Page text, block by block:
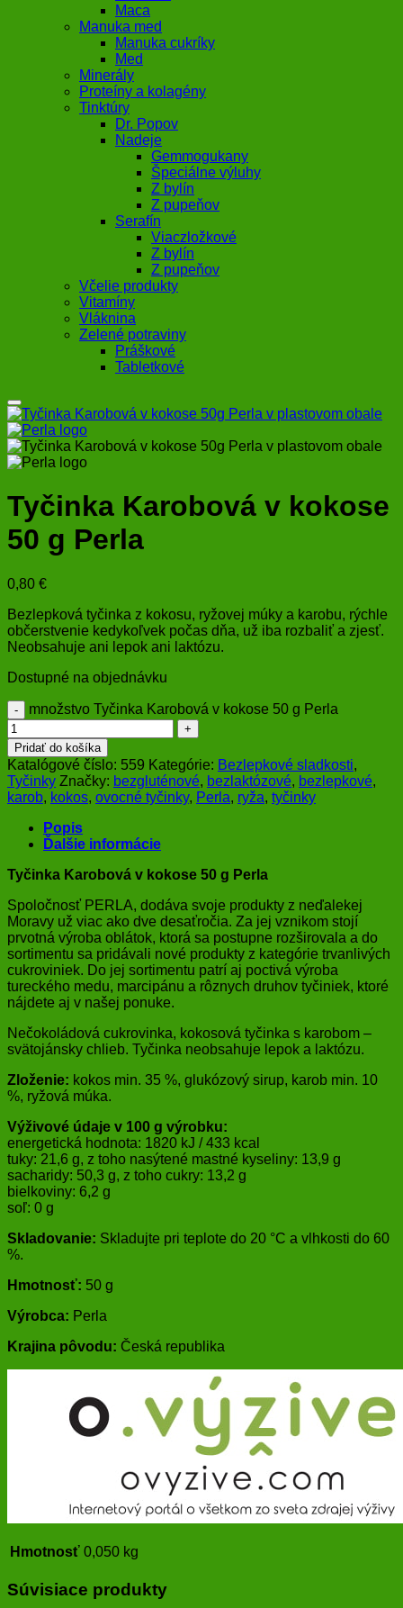
Maca
Manuka med
Manuka cukríky
Med
Minerály
Proteíny a kolagény
Tinktúry
Dr. Popov
Nadeje
Gemmogukany
Špeciálne výluhy
Z bylín
Z pupeňov
Serafín
Viaczložkové
Z bylín
Z pupeňov
Včelie produkty
Vitamíny
Vláknina
Zelené potraviny
Práškové
Tabletkové
Tyčinka Karobová v kokose
50 g Perla
0,80 €
Bezlepková tyčinka z kokosu, ryžovej múky a karobu, rýchle
občerstvenie kedykoľvek počas dňa, už iba rozbaliť a zjesť.
Neobsahuje ani lepok ani laktózu.
Dostupné na objednávku
množstvo Tyčinka Karobová v kokose 50 g Perla
Pridať do košíka
Katalógové číslo: 559 Kategórie: Bezlepkové sladkosti,
Tyčinky Značky: bezgluténové, bezlaktózové, bezlepkové,
karob, kokos, ovocné tyčinky, Perla, ryža, tyčinky
Popis
Ďalšie informácie
Tyčinka Karobová v kokose 50 g Perla
Spoločnosť PERLA, dodáva svoje produkty z neďalekej
Moravy už viac ako dve desaťročia. Za jej vznikom stojí
prvotná výroba oblátok, ktorá sa postupne rozširovala a do
sortimentu sa pridávali nové produkty z kategórie trvanlivých
cukroviniek. Do jej sortimentu patrí aj poctivá výroba
tureckého medu, marcipánu a rôznych druhov tyčiniek, ktoré
nájdete aj v našej ponuke.
Nečokoládová cukrovinka, kokosová tyčinka s karobom –
svätojánsky chlieb. Tyčinka neobsahuje lepok a laktózu.
Zloženie: kokos min. 35 %, glukózový sirup, karob min. 10
%, ryžová múka.
Výživové údaje v 100 g výrobku:
energetická hodnota: 1820 kJ / 433 kcal
tuky: 21,6 g, z toho nasýtené mastné kyseliny: 13,9 g
sacharidy: 50,3 g, z toho cukry: 13,2 g
bielkoviny: 6,2 g
soľ: 0 g
Skladovanie: Skladujte pri teplote do 20 °C a vlhkosti do 60
%.
Hmotnosť: 50 g
Výrobca: Perla
Krajina pôvodu: Česká republika
Hmotnosť 0,050 kg
Súvisiace produkty